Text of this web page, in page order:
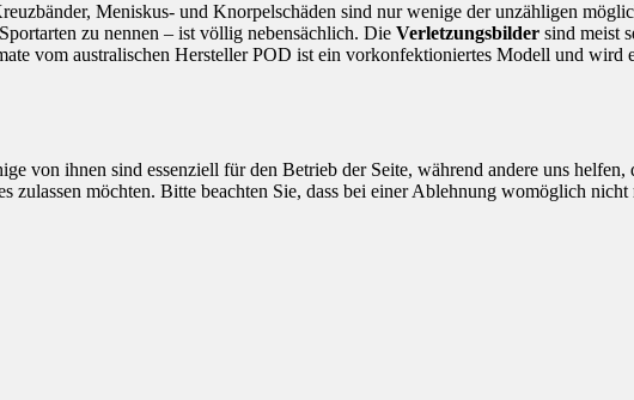
Meniskus- und Knorpelschäden sind nur wenige der unzähligen
zu nennen – ist völlig nebensächlich. Die Verletzungsbilder sind meist
vom australischen Hersteller POD ist ein vorkonfektioniertes Modell und wird
von ihnen sind essenziell für den Betrieb der Seite, während andere uns
zulassen möchten. Bitte beachten Sie, dass bei einer Ablehnung womöglich